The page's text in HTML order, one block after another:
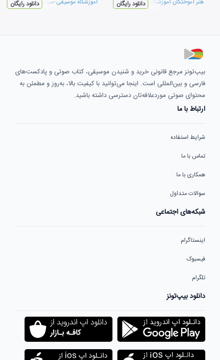
دانلود رایگان دانلود رایگان
بیپ‌تونز مرجع قانونی خرید و شنیدن موسیقی، کتاب صوتی و پادکست‌های
فارسی و بین‌المللی است. اینجا می‌توانید با کیفیت بالا، به‌روز و مطمئن به
محتوای صوتی موردعلاقه‌تان دسترسی داشته باشید.
ارتباط با ما
شرایط استفاده
تماس با ما
همکاری با ما
سوالات متداول
شبکه‌های اجتماعی
اینستاگرام
فیسبوک
تلگرام
دانلود بیپ‌تونز